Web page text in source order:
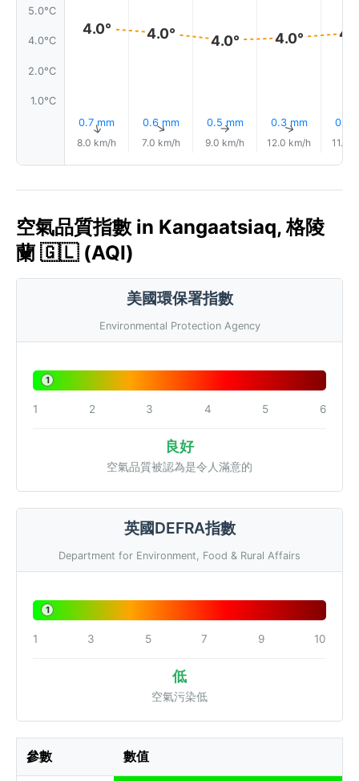
5.0°C
4.0°C
2.0°C
1.0°C
4.0°
0.7 mm
↑
8.0 km/h
4.0°
0.6 mm
↑
7.0 km/h
4.0°
0.5 mm
↑
9.0 km/h
4.0°
0.3 mm
↑
12.0 km/h
0.4
11.0
空氣品質指數 in Kangaatsiaq, 格陵
蘭 🇬🇱 (AQI)
美國環保署指數
Environmental Protection Agency
1
1 2 3 4 5 6
良好
空氣品質被認為是令人滿意的
英國DEFRA指數
Department for Environment, Food & Rural Affairs
1
1 3 5 7 9 10
低
空氣污染低
參數 數值